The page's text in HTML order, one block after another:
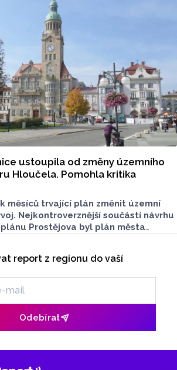
ustoupila od změny územního
Hloučela. Pomohla kritika
měsíců trvající plán změnit územní
Nejkontroverznější součástí návrhu
plánu Prostějova byl plán města
report z regionu do vaší
Odebírat